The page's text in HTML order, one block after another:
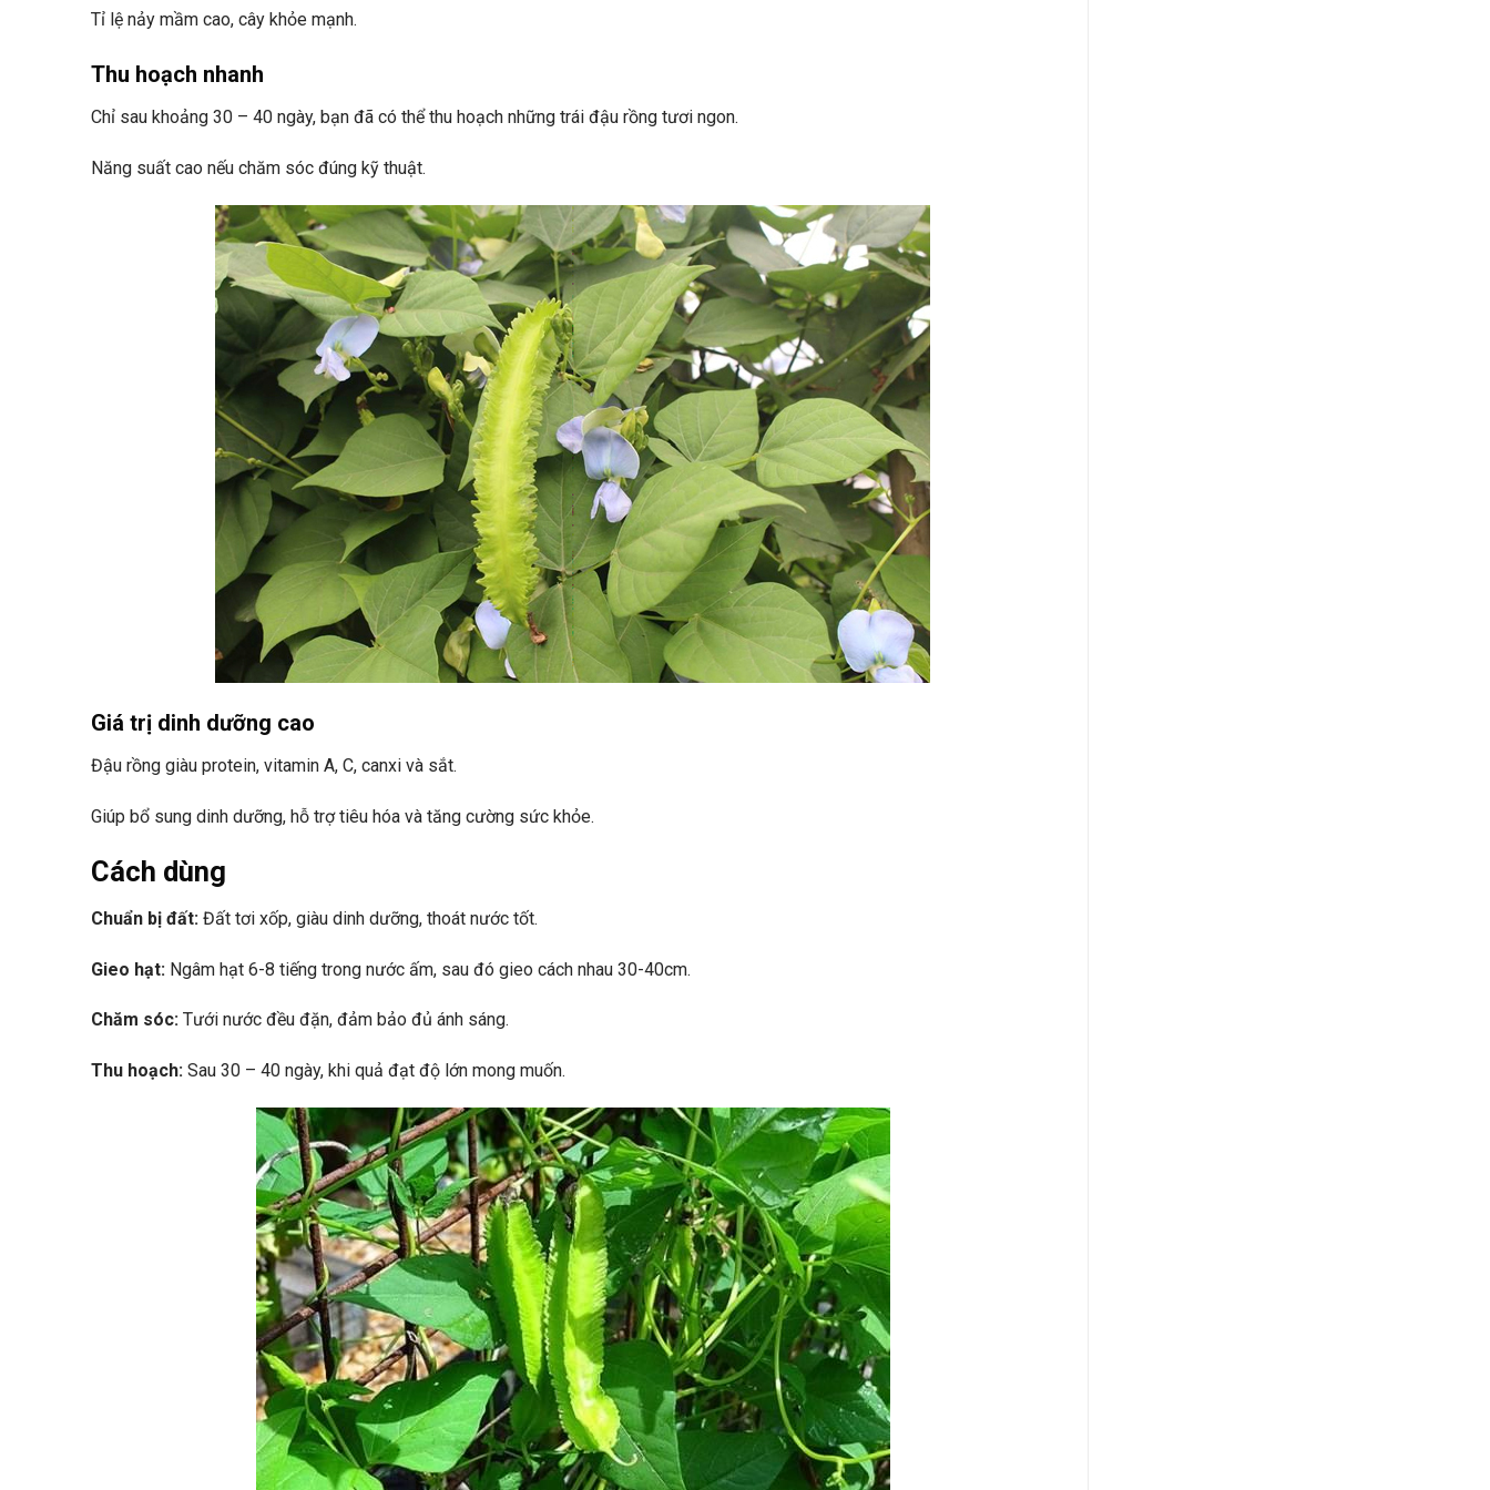
Tỉ lệ nảy mầm cao, cây khỏe mạnh.
Thu hoạch nhanh
Chỉ sau khoảng 30 – 40 ngày, bạn đã có thể thu hoạch những trái đậu rồng tươi ngon.
Năng suất cao nếu chăm sóc đúng kỹ thuật.
Giá trị dinh dưỡng cao
Đậu rồng giàu protein, vitamin A, C, canxi và sắt.
Giúp bổ sung dinh dưỡng, hỗ trợ tiêu hóa và tăng cường sức khỏe.
Cách dùng
Chuẩn bị đất: Đất tơi xốp, giàu dinh dưỡng, thoát nước tốt.
Gieo hạt: Ngâm hạt 6-8 tiếng trong nước ấm, sau đó gieo cách nhau 30-40cm.
Chăm sóc: Tưới nước đều đặn, đảm bảo đủ ánh sáng.
Thu hoạch: Sau 30 – 40 ngày, khi quả đạt độ lớn mong muốn.